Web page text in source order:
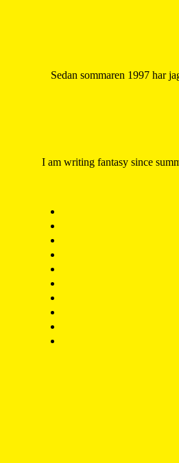
Sedan sommaren 1997 har
I am writing fantasy since